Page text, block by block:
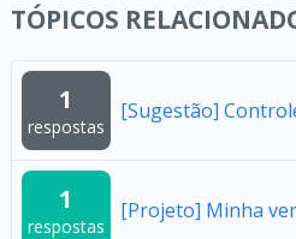
TÓPICOS
1
respostas
[Sugestão]
1
respostas
[Projeto] Minha